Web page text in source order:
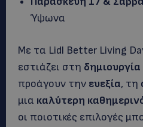
Ύψωνα
Με τα Lidl Better Living
εστιάζει στη
προάγουν την ευεξία, τη
μια καλύτερη
οι ποιοτικές επιλογές